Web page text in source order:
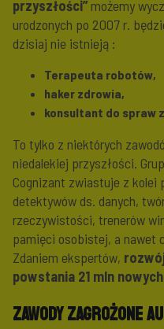
przyszłości” możemy
urodzonych po 2007 r.
dzisiaj nie istnieją :
Terapeuta robotów,
haker zdrowia,
konsultant do spraw
To tylko z niektórych
niedalekiej przyszłości.
Cognizant zwiastuje z kolei
detektywów ds. danych,
rzeczywistości, trenerów
pamięci osobistej, a nawet
Zdaniem ekspertów,
powstania 21 mln
Zawody zagrożone